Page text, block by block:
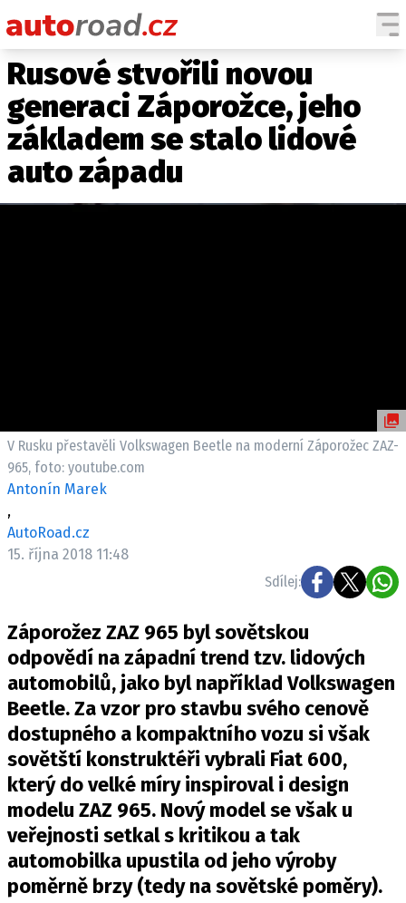
AUTA
TESTY AUT
NOVINKY
NOVINKY ZE SVĚTA EV
TISKOVKY
ROZHOVORY
DAKAR
Z DOMOVA
ZE SVĚTA
MOTORSPORT
PIT LANE
ČEŠI V AKCI
FIA CEZ & POHÁRY
MEZINÁRODNÍ SCÉNA
Rusové stvořili novou
generaci Záporožce, jeho
základem se stalo lidové
auto západu
V Rusku přestavěli Volkswagen Beetle na moderní Záporožec ZAZ-
965, foto: youtube.com
Antonín Marek
,
AutoRoad.cz
15. října 2018 11:48
Sdílej:
Záporožez ZAZ 965 byl sovětskou
odpovědí na západní trend tzv. lidových
automobilů, jako byl například Volkswagen
Beetle. Za vzor pro stavbu svého cenově
dostupného a kompaktního vozu si však
sovětští konstruktéři vybrali Fiat 600,
který do velké míry inspiroval i design
modelu ZAZ 965. Nový model se však u
veřejnosti setkal s kritikou a tak
automobilka upustila od jeho výroby
poměrně brzy (tedy na sovětské poměry).